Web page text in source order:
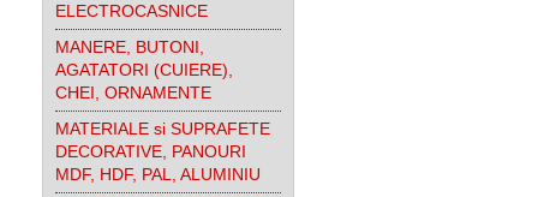
ELECTROCASNICE
MANERE, BUTONI,
AGATATORI (CUIERE),
CHEI, ORNAMENTE
MATERIALE si SUPRAFETE
DECORATIVE, PANOURI
MDF, HDF, PAL, ALUMINIU